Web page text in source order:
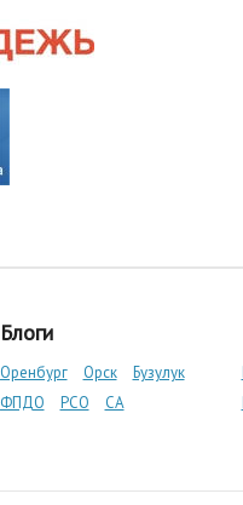
Блоги
Оренбург Орск
Бузулук
ФПДО
РСО СА